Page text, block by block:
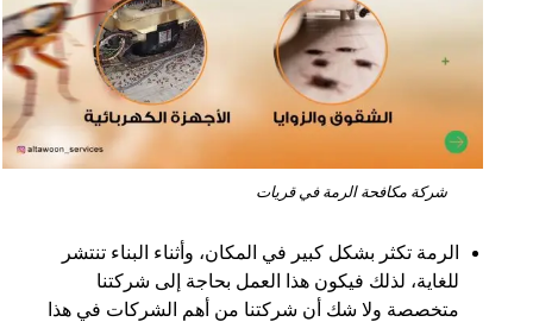
شركة مكافحة الرمة في قريات
الرمة تكثر بشكل كبير في المكان، وأثناء البناء تنتشر
للغاية، لذلك فيكون هذا العمل بحاجة إلى شركتنا
متخصصة ولا شك أن شركتنا من أهم الشركات في هذا